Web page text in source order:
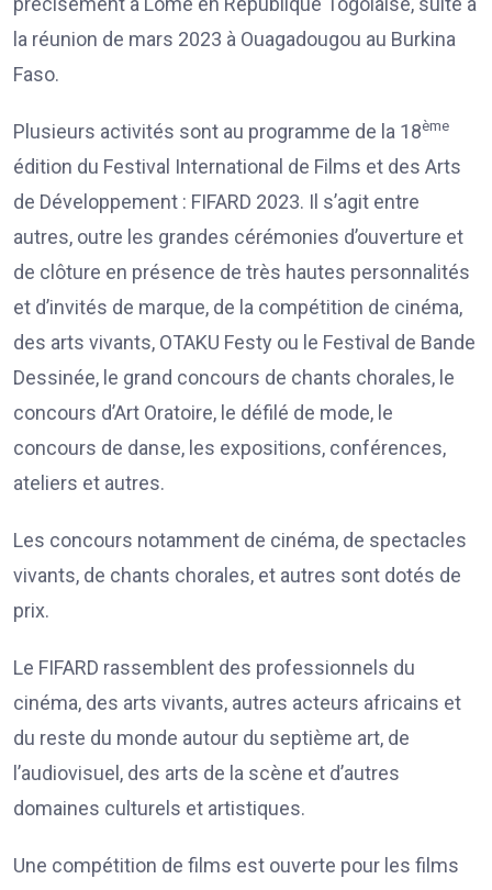
la réunion de mars 2023 à Ouagadougou au Burkina
Faso.
Plusieurs activités sont au programme de la 18ème
édition du Festival International de Films et des Arts
de Développement : FIFARD 2023. Il s’agit entre
autres, outre les grandes cérémonies d’ouverture et
de clôture en présence de très hautes personnalités
et d’invités de marque, de la compétition de cinéma,
des arts vivants, OTAKU Festy ou le Festival de Bande
Dessinée, le grand concours de chants chorales, le
concours d’Art Oratoire, le défilé de mode, le
concours de danse, les expositions, conférences,
ateliers et autres.
Les concours notamment de cinéma, de spectacles
vivants, de chants chorales, et autres sont dotés de
prix.
Le FIFARD rassemblent des professionnels du
cinéma, des arts vivants, autres acteurs africains et
du reste du monde autour du septième art, de
l’audiovisuel, des arts de la scène et d’autres
domaines culturels et artistiques.
Une compétition de films est ouverte pour les films